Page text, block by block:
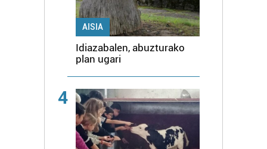
AISIA
Idiazabalen, abuzturako
plan ugari
4